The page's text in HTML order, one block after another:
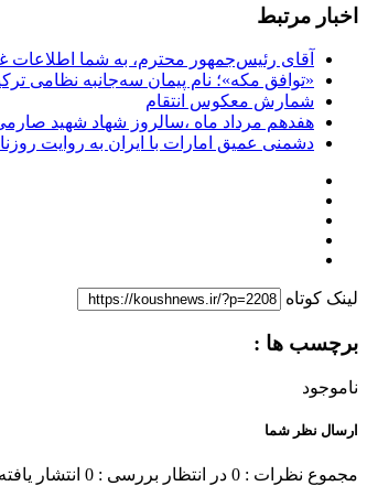
اخبار مرتبط
آقای رئیس‌جمهور محترم، به شما اطلاعات
«توافق مکه»؛ نام پیمان سه‌جانبه نظامی
شمارش معکوس انتقام
هفدهم مرداد ماه ،سالروز شهاد شهید
دشمنی عمیق امارات با ایران به روایت
لینک کوتاه
برچسب ها :
ناموجود
ارسال نظر شما
مجموع نظرات : 0 در انتظار بررسی : 0 انتشار یافته